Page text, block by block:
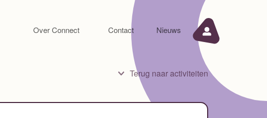
Over Connect Contact Nieuws
Terug naar activiteiten